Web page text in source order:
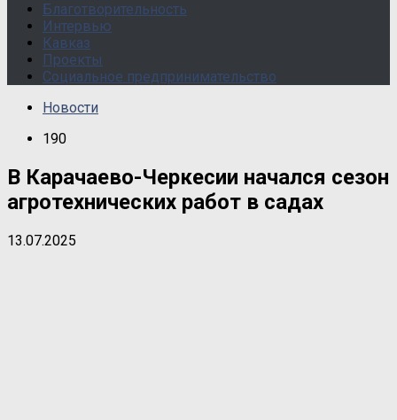
Благотворительность
Интервью
Кавказ
Проекты
Социальное предпринимательство
Новости
190
В Карачаево-Черкесии начался сезон
агротехнических работ в садах
13.07.2025